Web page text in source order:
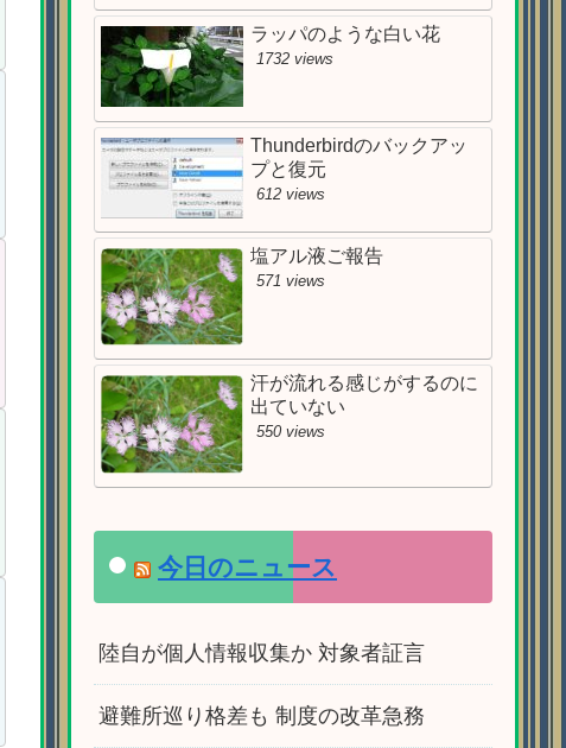
ラッパのような白い花
1732 views
Thunderbirdのバックアッ
プと復元
612 views
塩アル液ご報告
571 views
汗が流れる感じがするのに
出ていない
550 views
今日のニュース
陸自が個人情報収集か 対象者証言
避難所巡り格差も 制度の改革急務